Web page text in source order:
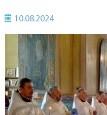
10.08.2024